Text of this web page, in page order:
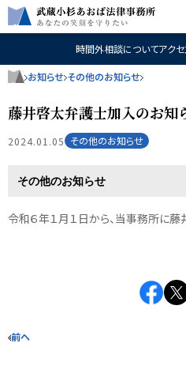
時間外相談についてアクセ
お知らせ その他のお知らせ
藤井啓太弁護士加入のお知
2024.01.05 その他のお知らせ
令和６年１月１日から、当事務所に
前へ